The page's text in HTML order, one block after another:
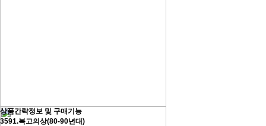
상품간략정보 및 구매기능
3591.복고의상(80-90년대)